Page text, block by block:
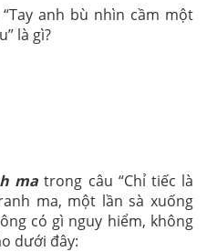
anh bù nhìn cầm một
là gì?
ma trong câu “Chỉ tiếc là
ma, một lần sà xuống
có gì nguy hiểm, không
dưới đây: